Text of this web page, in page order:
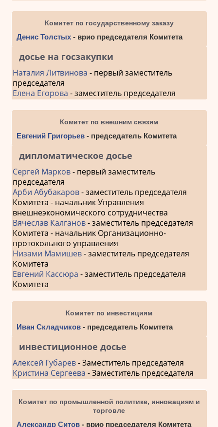
Комитет по государственному заказу
Денис Толстых- врио председателя Комитета
досье на госзакупки
Наталия Литвинова - первый заместитель
председателя
Елена Егорова - заместитель председателя
Комитет по внешним связям
Евгений Григорьев- председатель Комитета
дипломатическое досье
Сергей Марков- первый заместитель
председателя
Арби Абубакаров- заместитель председателя
Комитета - начальник Управления
внешнеэкономического сотрудничества
Вячеслав Калганов- заместитель председателя
Комитета - начальник Организационно-
протокольного управления
Низами Мамишев- заместитель председателя
Комитета
Евгений Кассюра - заместитель председателя
Комитета
Комитет по инвестициям
Иван Складчиков- председатель Комитета
инвестиционное досье
Алексей Губарев- Заместитель председателя
Кристина Сергеева - Заместитель председателя
Комитет по промышленной политике, инновациям и
торговле
Александр Ситов- врио председателя Комитета